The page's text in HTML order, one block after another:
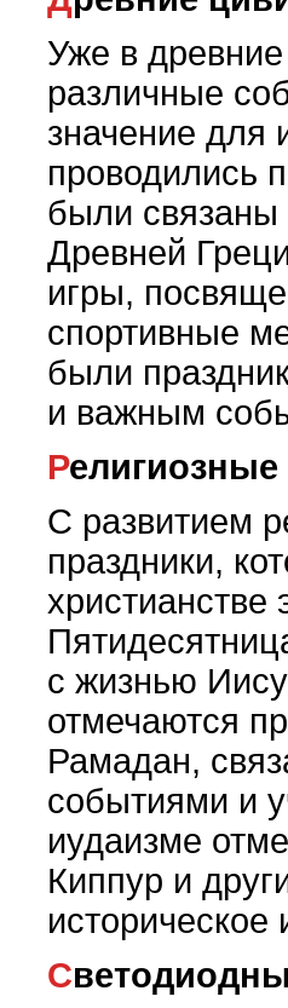
Уже в
различные
значение для
проводились
были
Древней
игры,
спортивные
были
и важным
С развитием
праздники,
христианстве
с жизнью
отмечаются
Рамадан,
событиями и
иудаизме
Киппур и
историческое